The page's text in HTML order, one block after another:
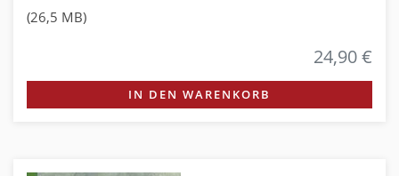
(26,5 MB)
24,90 €
IN DEN WARENKORB